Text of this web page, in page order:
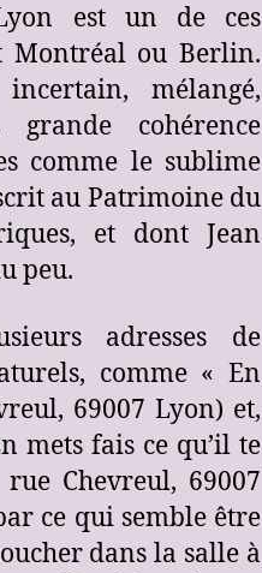
est un de ces
Montréal ou Berlin.
mélangé,
cohérence
comme le sublime
au Patrimoine du
et dont Jean
peu.
adresses de
comme « En
69007 Lyon) et,
mets fais ce qu’il te
Chevreul, 69007
ce qui semble être
dans la salle à